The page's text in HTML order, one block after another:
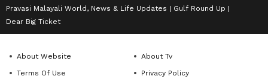
Pravasi Malayali World, News & Life Updates
Gulf Round Up
Dear Big Ticket
About Website
About Tv
Terms Of Use
Privacy Policy